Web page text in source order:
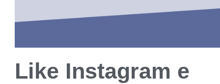
Like Instagram e